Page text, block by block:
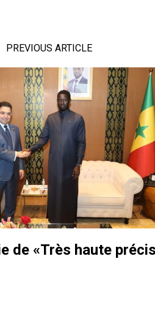
PREVIOUS ARTICLE
de «Très haute